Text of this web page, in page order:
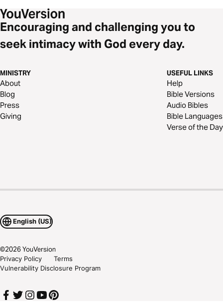
Encouraging and challenging you to
seek intimacy with God every day.
MINISTRY
About
Blog
Press
Giving
USEFUL LINKS
Help
Bible Versions
Audio Bibles
Bible Languages
Verse of the Day
English (US)
©2026YouVersion
Privacy Policy
Terms
Vulnerability Disclosure Program